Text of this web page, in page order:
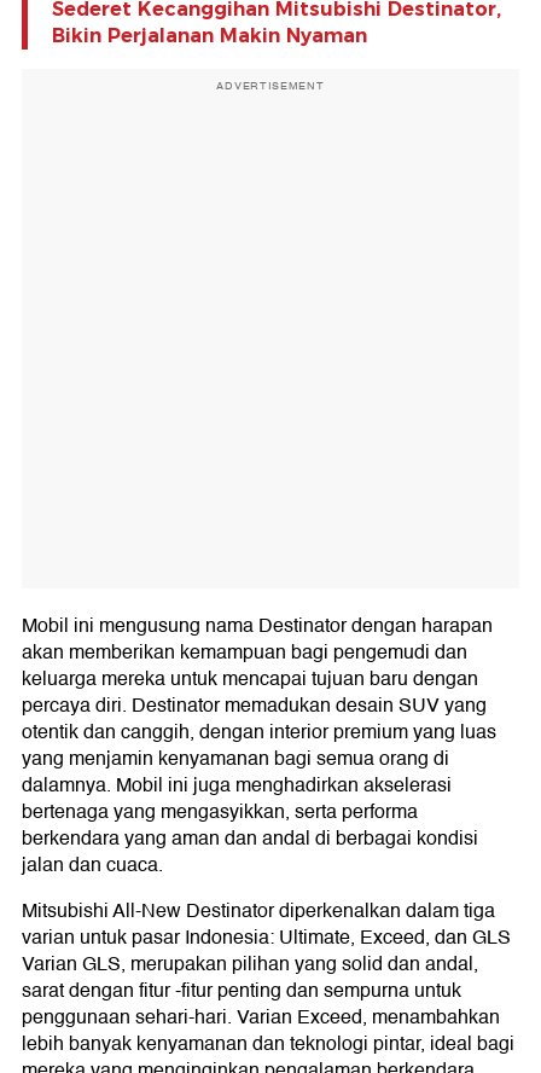
Sederet Kecanggihan Mitsubishi Destinator,
Bikin Perjalanan Makin Nyaman
ADVERTISEMENT
Mobil ini mengusung nama Destinator dengan harapan
akan memberikan kemampuan bagi pengemudi dan
keluarga mereka untuk mencapai tujuan baru dengan
percaya diri. Destinator memadukan desain SUV yang
otentik dan canggih, dengan interior premium yang luas
yang menjamin kenyamanan bagi semua orang di
dalamnya. Mobil ini juga menghadirkan akselerasi
bertenaga yang mengasyikkan, serta performa
berkendara yang aman dan andal di berbagai kondisi
jalan dan cuaca.
Mitsubishi All-New Destinator diperkenalkan dalam tiga
varian untuk pasar Indonesia: Ultimate, Exceed, dan GLS
Varian GLS, merupakan pilihan yang solid dan andal,
sarat dengan fitur -fitur penting dan sempurna untuk
penggunaan sehari-hari. Varian Exceed, menambahkan
lebih banyak kenyamanan dan teknologi pintar, ideal bagi